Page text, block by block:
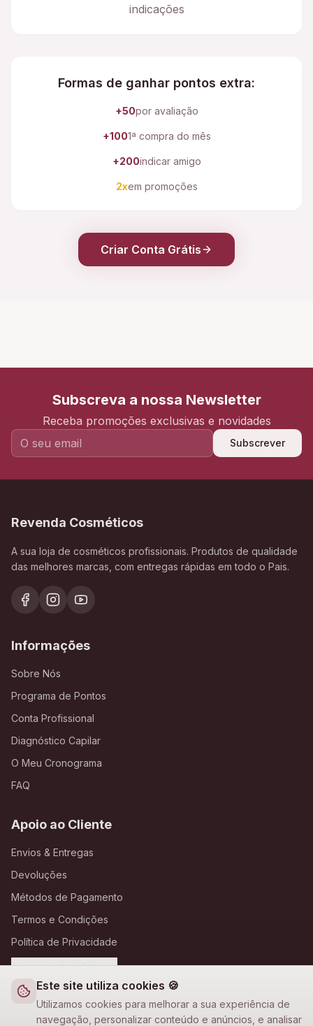
Este site utiliza cookies 🍪
Utilizamos cookies para melhorar a sua experiência de
navegação, personalizar conteúdo e anúncios, e analisar
indicações
Formas de ganhar pontos extra:
+50por avaliação
+1001ª compra do mês
+200indicar amigo
2xem promoções
Criar Conta Grátis
Subscreva a nossa Newsletter
Receba promoções exclusivas e novidades
Subscrever
Revenda Cosméticos
A sua loja de cosméticos profissionais. Produtos de qualidade
das melhores marcas, com entregas rápidas em todo o Pais.
Informações
Sobre Nós
Programa de Pontos
Conta Profissional
Diagnóstico Capilar
O Meu Cronograma
FAQ
Apoio ao Cliente
Envios & Entregas
Devoluções
Métodos de Pagamento
Termos e Condições
Política de Privacidade
Definições de Cookies
A Loja Nova